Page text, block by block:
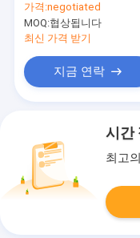
우
가격:negotiated
MOQ:협상됩니다
최신 가격 받기
지금 연락
시간
최고